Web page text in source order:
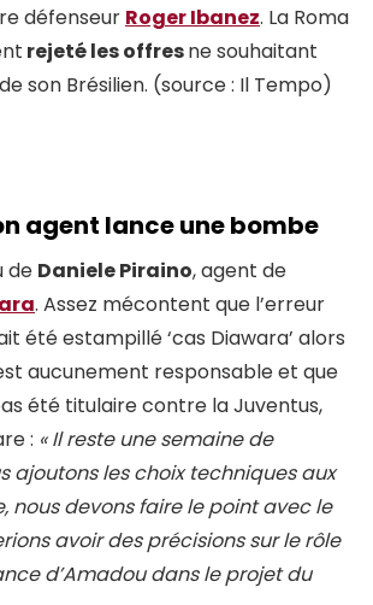
défenseur Roger Ibanez. La Roma
rejeté les offresne souhaitant
son Brésilien. (source : Il Tempo)
agent lance une bombe
de Daniele Piraino, agent de
. Assez mécontent que l’erreur
été estampillé ‘cas Diawara’ alors
aucunement responsable et que
été titulaire contre la Juventus,
: « Il reste une semaine de
ajoutons les choix techniques aux
nous devons faire le point avec le
avoir des précisions sur le rôle
d’Amadou dans le projet du